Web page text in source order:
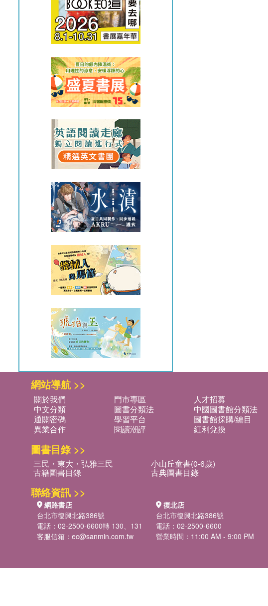
網站導航 >>
關於我們 門市專區 人才招募
中文分類
圖書分類法 中國圖書館分類法
通關密碼
學習平台 圖書館採購/編目
異業合作
閱讀潮評 紅利兌換
圖書目錄 >>
三民・東大・弘雅三民 小山丘童書(0-6歲)
古籍圖書目錄 古典圖書目錄
聯絡資訊 >>
網路書店
台北市復興北路386號
電話：02-2500-6600轉 130、131
客服信箱： ec@sanmin.com.tw
復北店
台北市復興北路386號
電話：02-2500-6600
營業時間：11:00 AM - 9:00 PM